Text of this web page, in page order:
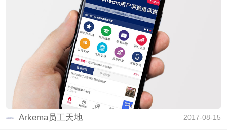
Arkema员工天地 2017-08-15